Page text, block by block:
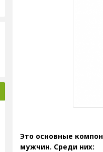
Это основные
мужчин. Среди них: